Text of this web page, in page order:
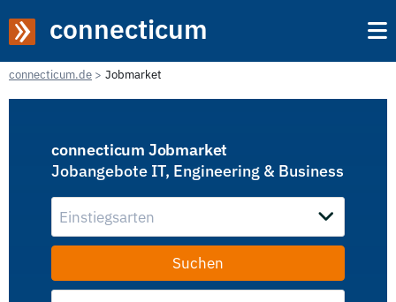
connecticum
connecticum.de Jobmarket
connecticum Jobmarket
Jobangebote IT, Engineering & Business
Einstiegsarten